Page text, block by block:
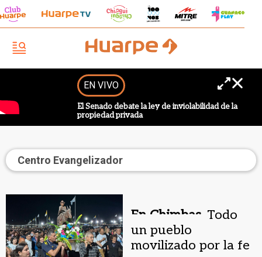
EN VIVO
El Senado debate la ley de inviolabilidad de la
propiedad privada
Centro Evangelizador
En Chimbas. Todo
un pueblo
movilizado por la fe